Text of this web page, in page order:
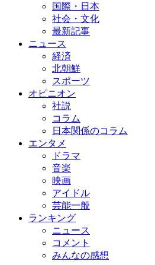
国際・日本
社会・文化
最新記事
ニュース
経済
北朝鮮
スポーツ
オピニオン
社説
コラム
日本関係のコラム
エンタメ
ドラマ
音楽
映画
アイドル
芸能一般
ランキング
ニュース
コメント
みんなの感想